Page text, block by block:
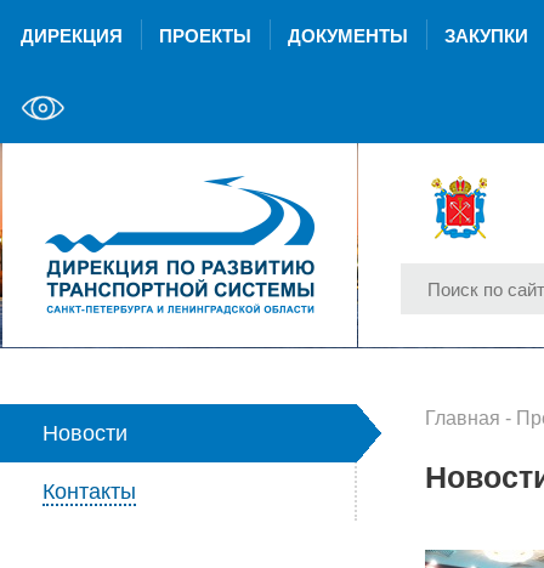
ДИРЕКЦИЯ ПРОЕКТЫ ДОКУМЕНТЫ ЗАКУПКИ
Новости
Контакты
Главная -